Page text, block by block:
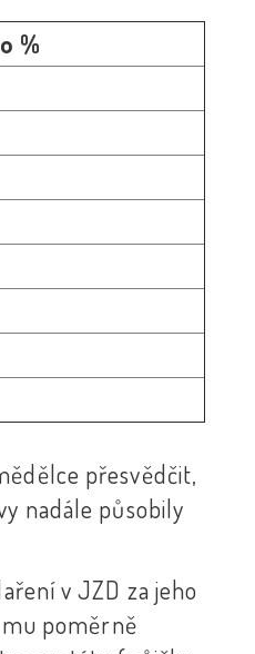
%
přesvědčit,
nadále působily
v JZD za jeho
poměrně